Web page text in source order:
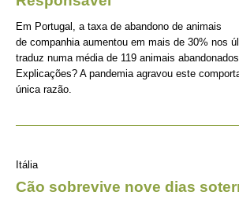
Em Portugal, a taxa de abandono de animais
de companhia aumentou em mais de 30% nos
traduz numa média de 119 animais
Explicações? A pandemia agravou este
única razão.
Itália
Cão sobrevive nove dias